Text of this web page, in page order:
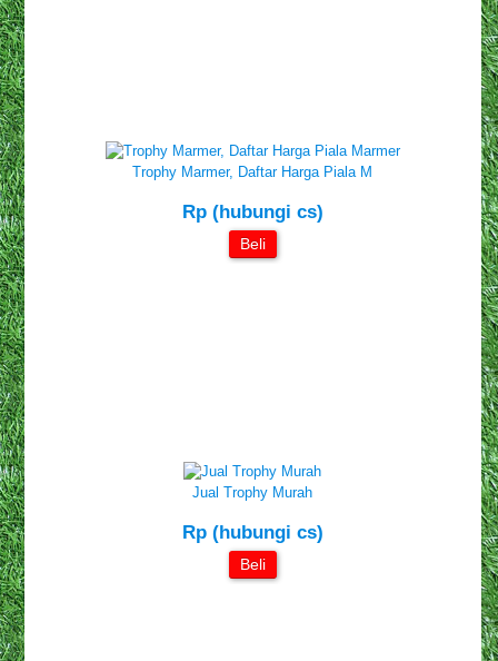
Trophy Marmer, Daftar Harga Piala M
Rp (hubungi cs)
Beli
Jual Trophy Murah
Rp (hubungi cs)
Beli